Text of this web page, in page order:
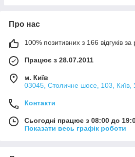
Про нас
100% позитивних з 166 відгуків за
Працює з 28.07.2011
м. Київ
03045, Столичне шосе, 103, Київ,
Контакти
Сьогодні працює з 08:00 до
Показати весь графік роботи